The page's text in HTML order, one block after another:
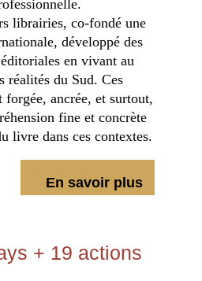
librairies, co-fondé une
développé des
en vivant au
réalités du Sud. Ces
forgée, ancrée, et surtout,
fine et concrète
livre dans ces contextes.
En savoir plus
+ 19 actions